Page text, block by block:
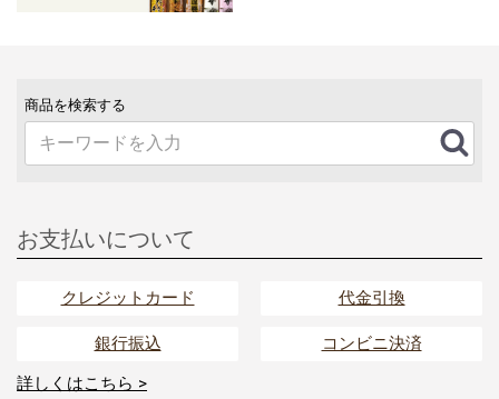
商品を検索する
お支払いについて
クレジットカード 代金引換
銀行振込 コンビニ決済
詳しくはこちら >